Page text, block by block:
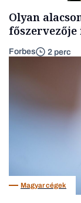
Olyan
főszervezője
Forbes 2 perc
Magyar cégek